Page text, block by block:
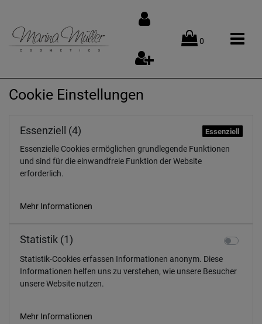
0
Cookie Einstellungen
Essenziell (4) Essenziell
Essenzielle Cookies ermöglichen grundlegende Funktionen
und sind für die einwandfreie Funktion der Website
erforderlich.
Mehr Informationen
Statistik (1)
Statistik-Cookies erfassen Informationen anonym. Diese
Informationen helfen uns zu verstehen, wie unsere Besucher
unsere Website nutzen.
Mehr Informationen